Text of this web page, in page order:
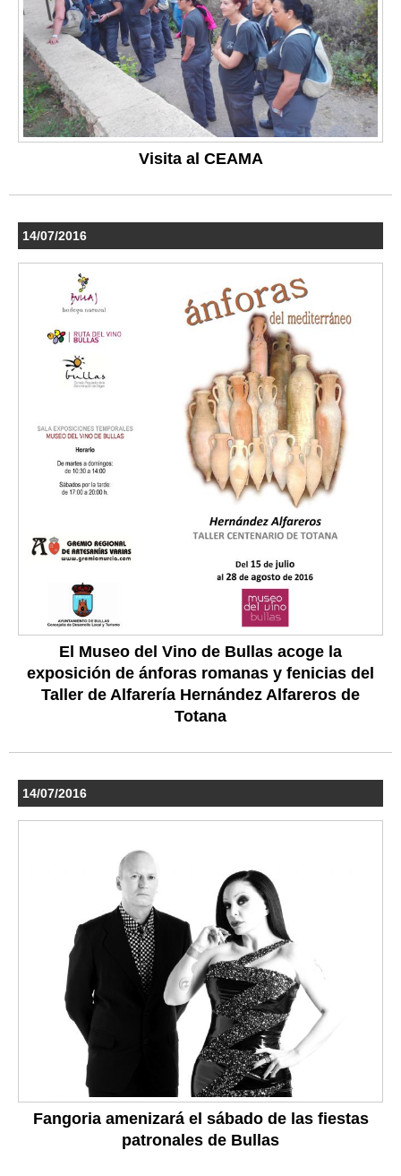
Visita al CEAMA
14/07/2016
El Museo del Vino de Bullas acoge la
exposición de ánforas romanas y fenicias del
Taller de Alfarería Hernández Alfareros de
Totana
14/07/2016
Fangoria amenizará el sábado de las fiestas
patronales de Bullas